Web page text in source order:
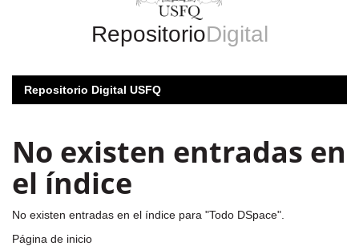
RepositorioDigital
Repositorio Digital USFQ
No existen entradas en
el índice
No existen entradas en el índice para "Todo DSpace".
Página de inicio